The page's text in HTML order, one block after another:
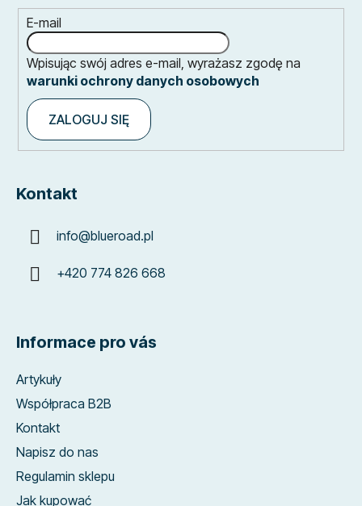
E-mail
Wpisując swój adres e-mail, wyrażasz zgodę na
warunki ochrony danych osobowych
ZALOGUJ SIĘ
Kontakt
info@blueroad.pl
+420 774 826 668
Informace pro vás
Artykuły
Współpraca B2B
Kontakt
Napisz do nas
Regulamin sklepu
Jak kupować